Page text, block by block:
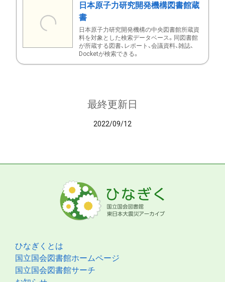
日本原子力研究開発機構図書館蔵
書
日本原子力研究開発機構の中央図書館所蔵資
料を対象とした検索データベース。同図書館
が所蔵する図書、レポート、会議資料、雑誌、
Docketが検索できる。
最終更新日
2022/09/12
ひなぎくとは
国立国会図書館ホームページ
国立国会図書館サーチ